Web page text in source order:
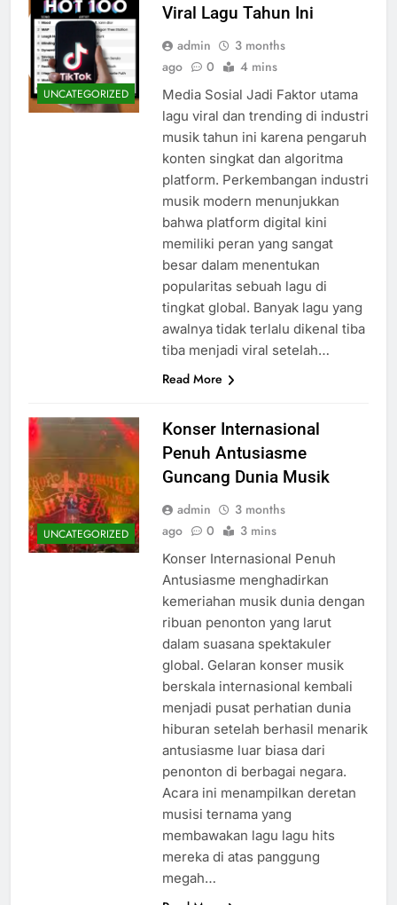
UNCATEGORIZED
Viral Lagu Tahun Ini
admin
3 months
ago
0 4 mins
Media Sosial Jadi Faktor utama
lagu viral dan trending di industri
musik tahun ini karena pengaruh
konten singkat dan algoritma
platform. Perkembangan industri
musik modern menunjukkan
bahwa platform digital kini
memiliki peran yang sangat
besar dalam menentukan
popularitas sebuah lagu di
tingkat global. Banyak lagu yang
awalnya tidak terlalu dikenal tiba
tiba menjadi viral setelah…
Read More
UNCATEGORIZED
Konser Internasional
Penuh Antusiasme
Guncang Dunia Musik
admin
3 months
ago
0 3 mins
Konser Internasional Penuh
Antusiasme menghadirkan
kemeriahan musik dunia dengan
ribuan penonton yang larut
dalam suasana spektakuler
global. Gelaran konser musik
berskala internasional kembali
menjadi pusat perhatian dunia
hiburan setelah berhasil menarik
antusiasme luar biasa dari
penonton di berbagai negara.
Acara ini menampilkan deretan
musisi ternama yang
membawakan lagu lagu hits
mereka di atas panggung
megah…